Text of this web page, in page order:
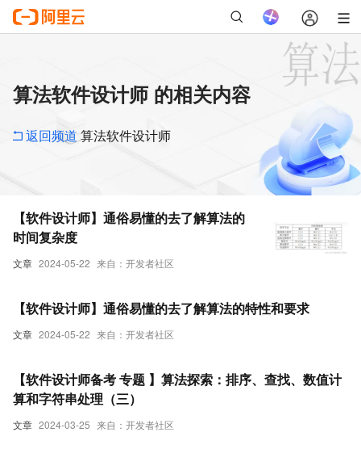
算法软件设计师 的相关内容
返回频道 算法软件设计师
文章 2024-05-22 来自：开发者社区
【软件设计师】通俗易懂的去了解算法的
时间复杂度
文章 2024-05-22 来自：开发者社区
【软件设计师】通俗易懂的去了解算法的特性和要求
文章 2024-03-25 来自：开发者社区
【软件设计师备考 专题 】算法探索：排序、查找、数值计
算和字符串处理（三）